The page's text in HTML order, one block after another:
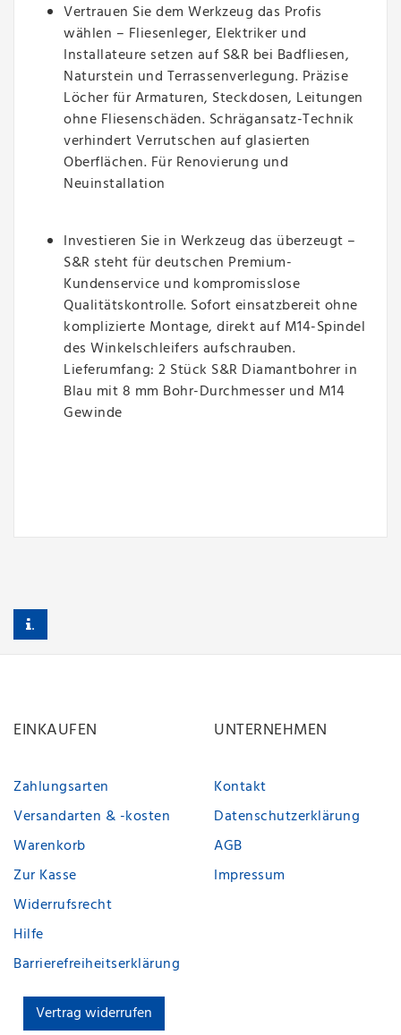
Vertrauen Sie dem Werkzeug das Profis
wählen – Fliesenleger, Elektriker und
Installateure setzen auf S&R bei Badfliesen,
Naturstein und Terrassenverlegung. Präzise
Löcher für Armaturen, Steckdosen, Leitungen
ohne Fliesenschäden. Schrägansatz-Technik
verhindert Verrutschen auf glasierten
Oberflächen. Für Renovierung und
Neuinstallation
Investieren Sie in Werkzeug das überzeugt –
S&R steht für deutschen Premium-
Kundenservice und kompromisslose
Qualitätskontrolle. Sofort einsatzbereit ohne
komplizierte Montage, direkt auf M14-Spindel
des Winkelschleifers aufschrauben.
Lieferumfang: 2 Stück S&R Diamantbohrer in
Blau mit 8 mm Bohr-Durchmesser und M14
Gewinde
EINKAUFEN
Zahlungsarten
Versandarten & -kosten
Warenkorb
Zur Kasse
Widerrufsrecht
Hilfe
Barrierefreiheitserklärung
Vertrag widerrufen
UNTERNEHMEN
Kontakt
Datenschutzerklärung
AGB
Impressum